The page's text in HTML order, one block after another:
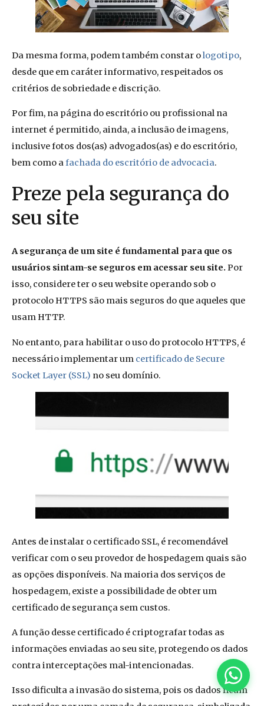
Da mesma forma, podem também constar ologotipo,
desde que em caráter informativo, respeitados os
critérios de sobriedade e discrição.
Por fim, na página do escritório ou profissional na
internet é permitido, ainda, a inclusão de imagens,
inclusive fotos dos(as) advogados(as) e do escritório,
bem como afachada do escritório de advocacia.
Preze pela segurança do
seu site
A segurança de um site é fundamental para que os
usuários sintam-se seguros em acessar seu site.Por
isso, considere ter o seu website operando sob o
protocolo HTTPS são mais seguros do que aqueles que
usam HTTP.
No entanto, para habilitar o uso do protocolo HTTPS, é
necessário implementar um certificado de Secure
Socket Layer (SSL) no seu domínio.
Antes de instalar o certificado SSL, é recomendável
verificar com o seu provedor de hospedagem quais são
as opções disponíveis. Na maioria dos serviços de
hospedagem, existe a possibilidade de obter um
certificado de segurança sem custos.
A função desse certificado é criptografar todas as
informações enviadas ao seu site, protegendo os dados
contra interceptações mal-intencionadas.
Isso dificulta a invasão do sistema, pois os dados ficam